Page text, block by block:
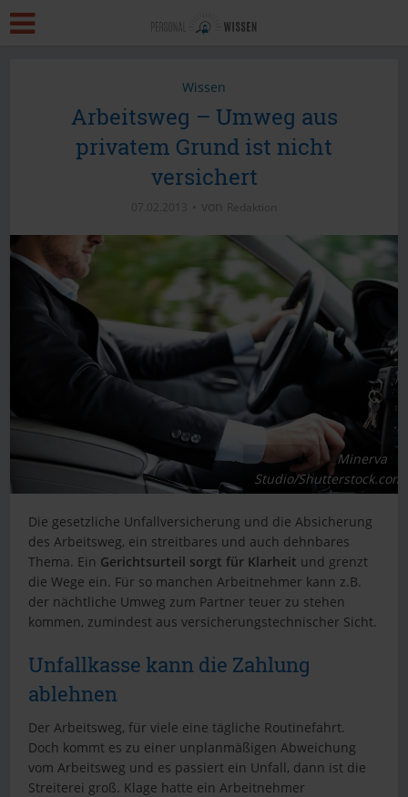
Wissen
Arbeitsweg – Umweg aus
privatem Grund ist nicht
versichert
07.02.2013 von Redaktion
Minerva
Studio/Shutterstock.com
Die gesetzliche Unfallversicherung und die Absicherung
des Arbeitsweg, ein streitbares und auch dehnbares
Thema. Ein Gerichtsurteil sorgt für Klarheit und grenzt
die Wege ein. Für so manchen Arbeitnehmer kann z.B.
der nächtliche Umweg zum Partner teuer zu stehen
kommen, zumindest aus versicherungstechnischer Sicht.
Unfallkasse kann die Zahlung
ablehnen
Der Arbeitsweg, für viele eine tägliche Routinefahrt.
Doch kommt es zu einer unplanmäßigen Abweichung
vom Arbeitsweg und es passiert ein Unfall, dann ist die
Streiterei groß. Klage hatte ein Arbeitnehmer